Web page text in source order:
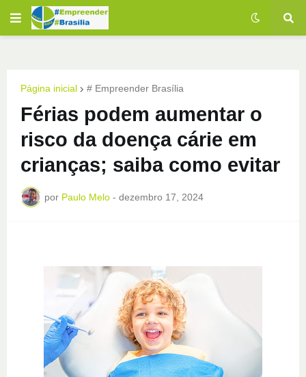
Página inicial # Empreender Brasília
Férias podem aumentar o
risco da doença cárie em
crianças; saiba como evitar
por Paulo Melo - dezembro 17, 2024